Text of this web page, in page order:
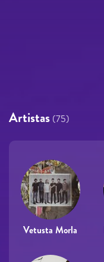
Artistas (75)
Vetusta Morla